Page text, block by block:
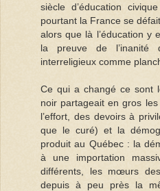
siècle d’éducation
pourtant la France se
alors que là l’éducation y
la preuve de l’inanité
interreligieux comme
Ce qui a changé ce sont
noir partageait en gros
l’effort, des devoirs à
que le curé) et la
produit au Québec : la
à une importation
différents, les mœurs
depuis à peu près la